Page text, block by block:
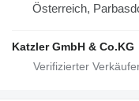
Österreich,
Katzler GmbH & Co.KG